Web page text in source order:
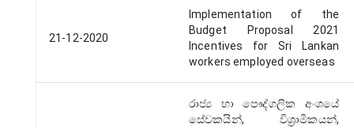
21-12-2020
Implementation of the
Budget Proposal 2021
Incentives for Sri Lankan
workers employed overseas
රාජ්‍ය හා පෞද්ගලික අංශයේ
සේවකයින්, විශ්‍රාමිකයන්,